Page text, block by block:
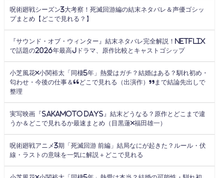
呪術廻戦シーズン3大考察！死滅回游編の結末ネタバレ＆声優ゴシッ
プまとめ【どこで見れる？】
『サウンド・オブ・ウィンター』結末ネタバレ完全解説！Netflix
で話題の2026年最高Jドラマ、原作比較とキャストゴシップ
小芝風花×小関裕太「同棲5年」熱愛はガチ？結婚はある？馴れ初め・
匂わせ・今後の仕事＆“どこで見れる（出演作）”まで結論先出しで
整理
実写映画『SAKAMOTO DAYS』結末どうなる？原作とどこまで違
うか＆どこで見れるか最速まとめ（目黒蓮×福田雄一）
呪術廻戦アニメ3期「死滅回游 前編」結局なにが起きた？ルール・伏
線・ラストの意味を一気に解説＋どこで見れる